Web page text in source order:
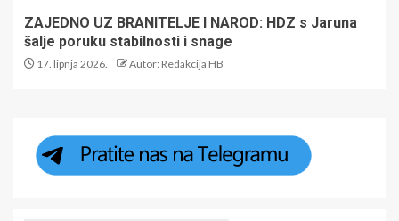
ZAJEDNO UZ BRANITELJE I NAROD: HDZ s Jaruna
šalje poruku stabilnosti i snage
17. lipnja 2026. Autor: Redakcija HB